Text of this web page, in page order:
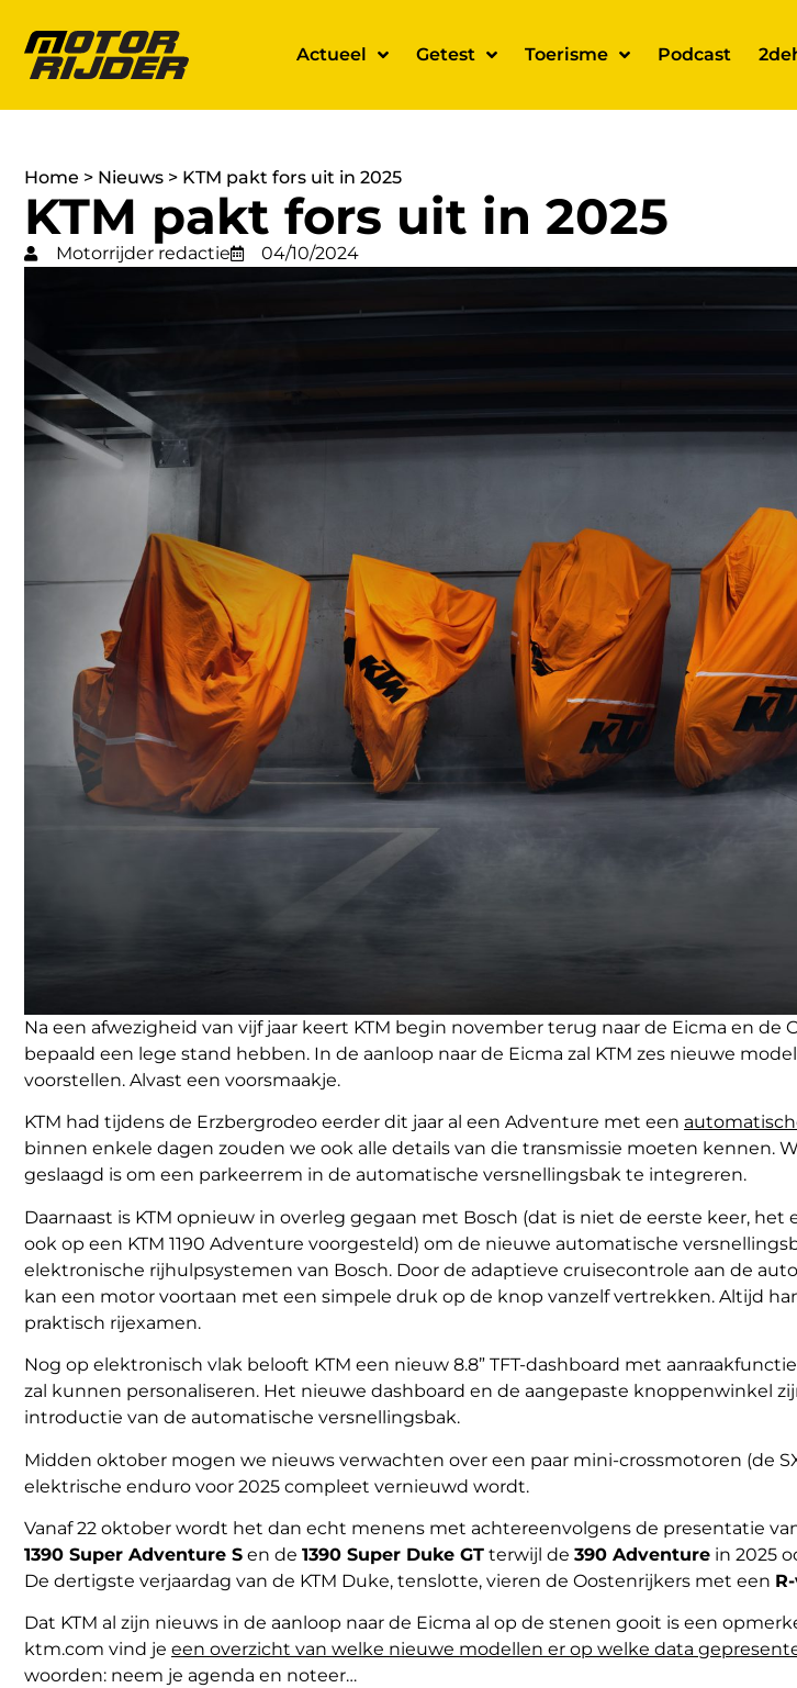
Actueel Getest Toerisme Podcast
Home > Nieuws > KTM pakt fors uit in 2025
KTM pakt fors uit in 2025
Motorrijder redactie 04/10/2024
Na een afwezigheid van vijf jaar keert KTM begin november terug naar de Eicma en de
bepaald een lege stand hebben. In de aanloop naar de Eicma zal KTM zes nieuwe
voorstellen. Alvast een voorsmaakje.
KTM had tijdens de Erzbergrodeo eerder dit jaar al een Adventure met een
binnen enkele dagen zouden we ook alle details van die transmissie moeten kennen.
geslaagd is om een parkeerrem in de automatische versnellingsbak te integreren.
Daarnaast is KTM opnieuw in overleg gegaan met Bosch (dat is niet de eerste keer, het
ook op een KTM 1190 Adventure voorgesteld) om de nieuwe automatische
elektronische rijhulpsystemen van Bosch. Door de adaptieve cruisecontrole aan de
kan een motor voortaan met een simpele druk op de knop vanzelf vertrekken. Altijd
praktisch rijexamen.
Nog op elektronisch vlak belooft KTM een nieuw 8.8” TFT-dashboard met
zal kunnen personaliseren. Het nieuwe dashboard en de aangepaste knoppenwinkel
introductie van de automatische versnellingsbak.
Midden oktober mogen we nieuws verwachten over een paar mini-crossmotoren (de
elektrische enduro voor 2025 compleet vernieuwd wordt.
Vanaf 22 oktober wordt het dan echt menens met achtereenvolgens de presentatie
1390 Super Adventure S en de 1390 Super Duke GT terwijl de 390 Adventure in 2025
De dertigste verjaardag van de KTM Duke, tenslotte, vieren de Oostenrijkers met een
Dat KTM al zijn nieuws in de aanloop naar de Eicma al op de stenen gooit is een
ktm.com vind je een overzicht van welke nieuwe modellen er op welke data
woorden: neem je agenda en noteer…